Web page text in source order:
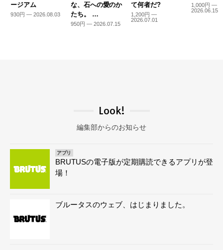
ージアム
930円 — 2026.08.03
な、石への愛のか
たち。 …
950円 — 2026.07.15
て何者だ?
1,200円 —
2026.07.01
1,000円 —
2026.06.15
Look!
編集部からのお知らせ
アプリ
BRUTUSの電子版が定期購読できるアプリが登
場！
ブルータスのウェブ、はじまりました。